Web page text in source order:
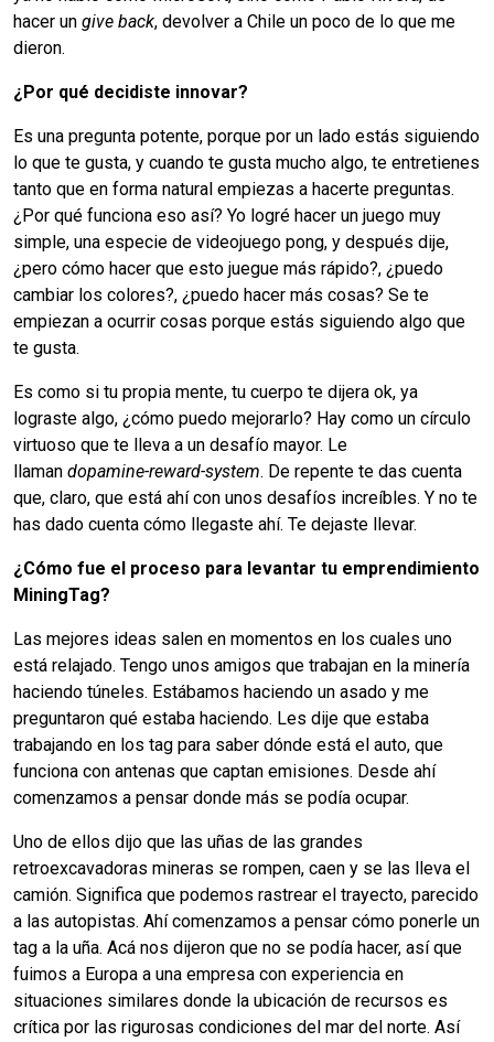
hacer un give back, devolver a Chile un poco de lo que me
dieron.
¿Por qué decidiste innovar?
Es una pregunta potente, porque por un lado estás siguiendo
lo que te gusta, y cuando te gusta mucho algo, te entretienes
tanto que en forma natural empiezas a hacerte preguntas.
¿Por qué funciona eso así? Yo logré hacer un juego muy
simple, una especie de videojuego pong, y después dije,
¿pero cómo hacer que esto juegue más rápido?, ¿puedo
cambiar los colores?, ¿puedo hacer más cosas? Se te
empiezan a ocurrir cosas porque estás siguiendo algo que
te gusta.
Es como si tu propia mente, tu cuerpo te dijera ok, ya
lograste algo, ¿cómo puedo mejorarlo? Hay como un círculo
virtuoso que te lleva a un desafío mayor. Le
llaman dopamine-reward-system. De repente te das cuenta
que, claro, que está ahí con unos desafíos increíbles. Y no te
has dado cuenta cómo llegaste ahí. Te dejaste llevar.
¿Cómo fue el proceso para levantar tu emprendimiento
MiningTag?
Las mejores ideas salen en momentos en los cuales uno
está relajado. Tengo unos amigos que trabajan en la minería
haciendo túneles. Estábamos haciendo un asado y me
preguntaron qué estaba haciendo. Les dije que estaba
trabajando en los tag para saber dónde está el auto, que
funciona con antenas que captan emisiones. Desde ahí
comenzamos a pensar donde más se podía ocupar.
Uno de ellos dijo que las uñas de las grandes
retroexcavadoras mineras se rompen, caen y se las lleva el
camión. Significa que podemos rastrear el trayecto, parecido
a las autopistas. Ahí comenzamos a pensar cómo ponerle un
tag a la uña. Acá nos dijeron que no se podía hacer, así que
fuimos a Europa a una empresa con experiencia en
situaciones similares donde la ubicación de recursos es
crítica por las rigurosas condiciones del mar del norte. Así